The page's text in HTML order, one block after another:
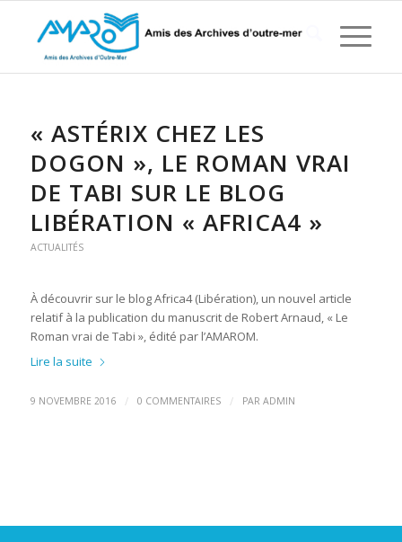
« ASTÉRIX CHEZ LES
DOGON », LE ROMAN VRAI
DE TABI SUR LE BLOG
LIBÉRATION « AFRICA4 »
ACTUALITÉS
À découvrir sur le blog Africa4 (Libération), un nouvel article
relatif à la publication du manuscrit de Robert Arnaud, « Le
Roman vrai de Tabi », édité par l’AMAROM.
Lire la suite
9 NOVEMBRE 2016 / 0 COMMENTAIRES / PAR ADMIN